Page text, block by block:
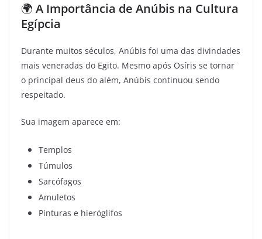
🌍 A Importância de Anúbis na Cultura
Egípcia
Durante muitos séculos, Anúbis foi uma das divindades
mais veneradas do Egito. Mesmo após Osíris se tornar
o principal deus do além, Anúbis continuou sendo
respeitado.
Sua imagem aparece em:
Templos
Túmulos
Sarcófagos
Amuletos
Pinturas e hieróglifos